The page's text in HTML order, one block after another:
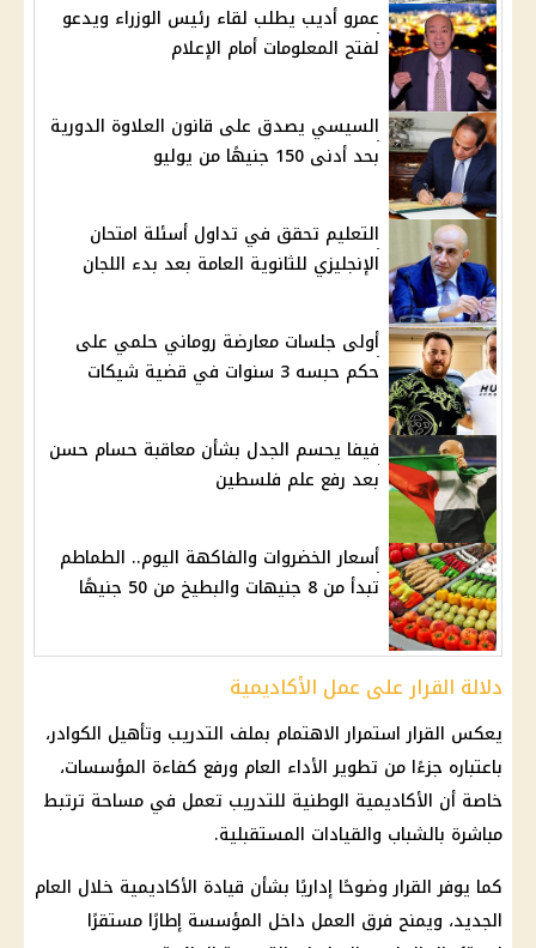
عمرو أديب يطلب لقاء رئيس الوزراء ويدعو
لفتح المعلومات أمام الإعلام
السيسي يصدق على قانون العلاوة الدورية
بحد أدنى 150 جنيهًا من يوليو
التعليم تحقق في تداول أسئلة امتحان
الإنجليزي للثانوية العامة بعد بدء اللجان
أولى جلسات معارضة روماني حلمي على
حكم حبسه 3 سنوات في قضية شيكات
فيفا يحسم الجدل بشأن معاقبة حسام حسن
بعد رفع علم فلسطين
أسعار الخضروات والفاكهة اليوم.. الطماطم
تبدأ من 8 جنيهات والبطيخ من 50 جنيهًا
دلالة القرار على عمل الأكاديمية
يعكس القرار استمرار الاهتمام بملف التدريب وتأهيل الكوادر،
باعتباره جزءًا من تطوير الأداء العام ورفع كفاءة المؤسسات،
خاصة أن الأكاديمية الوطنية للتدريب تعمل في مساحة ترتبط
مباشرة بالشباب والقيادات المستقبلية.
كما يوفر القرار وضوحًا إداريًا بشأن قيادة الأكاديمية خلال العام
الجديد، ويمنح فرق العمل داخل المؤسسة إطارًا مستقرًا